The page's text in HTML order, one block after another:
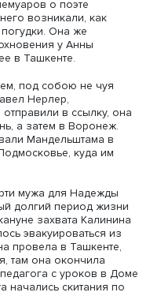
«великой вдовой»,
яркой личностью.
к кому-то и в
части, была скорее
не раз помогала
к живописи, училась
Экстер,
и любила рисовать:
под Воронежем. К
ее акварель.
с революцией и
годах власть в Киеве
Мандельштам ярко
обстановке и
художников.